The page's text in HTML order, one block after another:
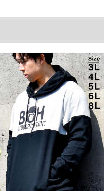
71 162
います。また、お客様がご使用の
合がございます。予めご了承くだ
グのサイズ表記と異なる場合があ
用しておりますので店頭での売り
てしまう場合がございます。そ
やかにご連絡させて頂きますの
げ無料対象商品は1本につき税込
）となります。）
場合がございます。